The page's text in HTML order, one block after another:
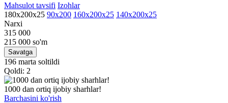
Mahsulot tavsifi Izohlar
180x200х25 90х200 160x200x25 140x200x25
Narxi
315 000
215 000 so'm
Savatga
196 marta soltildi
Qoldi: 2
1000 dan ortiq ijobiy sharhlar!
Barchasini ko'rish